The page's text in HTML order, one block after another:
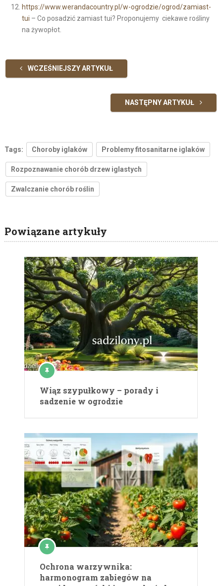
https://www.werandacountry.pl/w-ogrodzie/ogrod/zamiast-
tui – Co posadzić zamiast tui? Proponujemy ciekawe rośliny
na żywopłot.
WCZEŚNIEJSZY ARTYKUŁ
NASTĘPNY ARTYKUŁ
Tags: Choroby iglaków Problemy fitosanitarne iglaków
Rozpoznawanie chorób drzew iglastych
Zwalczanie chorób roślin
Powiązane artykuły
Wiąz szypułkowy – porady i
sadzenie w ogrodzie
Ochrona warzywnika:
harmonogram zabiegów na